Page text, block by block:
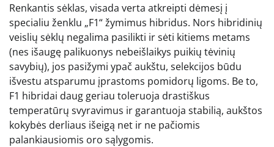
Renkantis sėklas, visada verta atkreipti dėmesį į
specialiu ženklu „F1“ žymimus hibridus. Nors hibridinių
veislių sėklų negalima pasilikti ir sėti kitiems metams
(nes išaugę palikuonys nebeišlaikys puikių tėvinių
savybių), jos pasižymi ypač aukštu, selekcijos būdu
išvestu atsparumu įprastoms pomidorų ligoms. Be to,
F1 hibridai daug geriau toleruoja drastiškus
temperatūrų svyravimus ir garantuoja stabilią, aukštos
kokybės derliaus išeigą net ir ne pačiomis
palankiausiomis oro sąlygomis.